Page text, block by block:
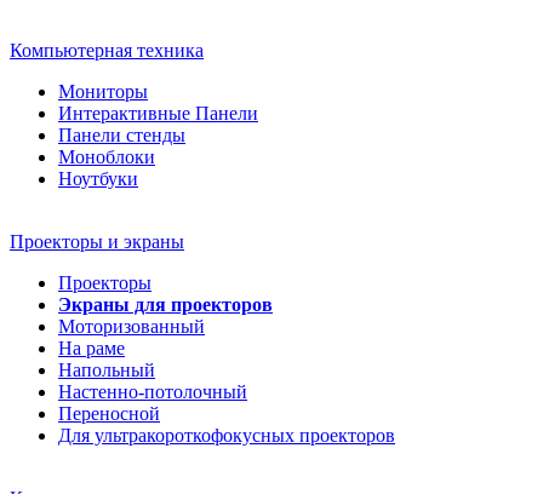
Компьютерная техника
Мониторы
Интерактивные Панели
Панели стенды
Моноблоки
Ноутбуки
Проекторы и экраны
Проекторы
Экраны для проекторов
Моторизованный
На раме
Напольный
Настенно-потолочный
Переносной
Для ультракороткофокусных проекторов